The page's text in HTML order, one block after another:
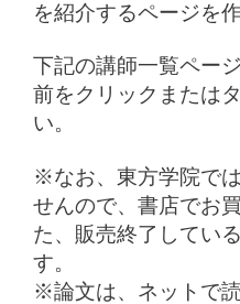
を紹介するページを
下記の講師一覧ペー
前をクリックまたは
い。
※なお、東方学院で
せんので、書店でお
た、販売終了してい
す。
※論文は、ネットで